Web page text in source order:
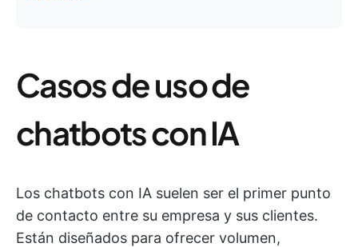
Casos de uso de
chatbots con IA
Los chatbots con IA suelen ser el primer punto
de contacto entre su empresa y sus clientes.
Están diseñados para ofrecer volumen,